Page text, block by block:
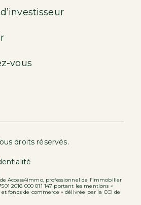
vous
droits réservés.
Access4immo, professionnel de l’immobilier
2016 000 011 147 portant les mentions «
fonds de commerce » délivrée par la CCI de